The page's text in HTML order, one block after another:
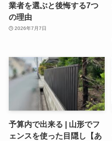
業者を選ぶと後悔する7つ
の理由
2026年7月7日
予算内で出来る | 山形でフ
ェンスを使った目隠し【あ